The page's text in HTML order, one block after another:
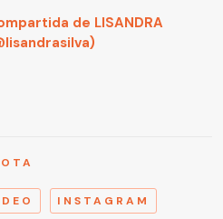
de LISANDRA
INSTAGRAM